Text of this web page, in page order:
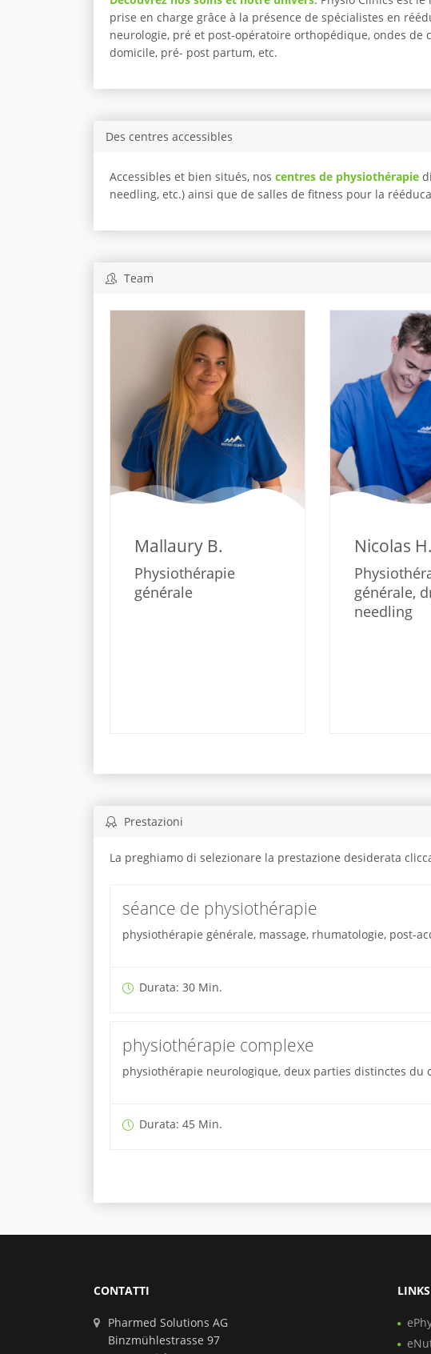
prise en charge grâce à la présence de spécialistes en
neurologie, pré et post-opératoire orthopédique, ondes de
domicile, pré- post partum, etc.
Des centres accessibles
Accessibles et bien situés, nos centres de physiothérapie
needling, etc.) ainsi que de salles de fitness pour la
Team
Mallaury B.
Physiothérapie
générale
Nicolas H.
générale,
needling
Prestazioni
La preghiamo di selezionare la prestazione desiderata
séance de physiothérapie
physiothérapie générale, massage, rhumatologie, post-
Durata: 30 Min.
physiothérapie complexe
physiothérapie neurologique, deux parties distinctes
Durata: 45 Min.
CONTATTI
Pharmed Solutions AG
Binzmühlestrasse 97
LINKS